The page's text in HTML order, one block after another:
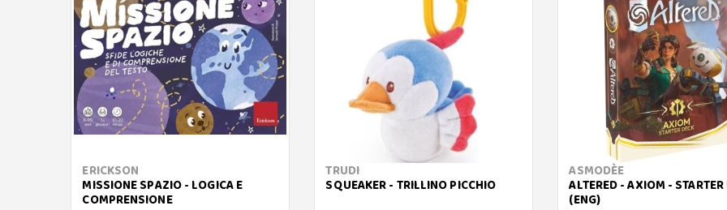
ERICKSON
MISSIONE SPAZIO - LOGICA E
COMPRENSIONE
TRUDI
SQUEAKER - TRILLINO PICCHIO
ASMODÈE
ALTERED - AXIOM - STARTER
(ENG)